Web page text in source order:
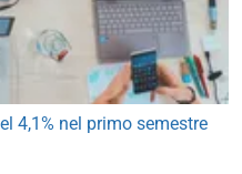
4,1% nel primo semestre